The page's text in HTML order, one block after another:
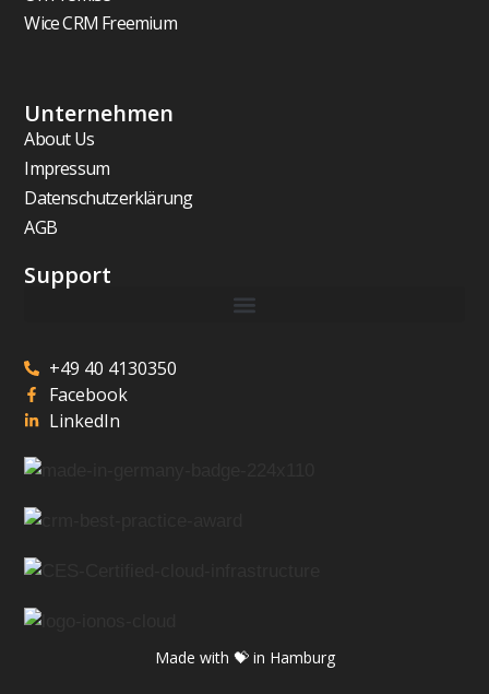
Wice CRM Freemium
Unternehmen
About Us
Impressum
Datenschutzerklärung
AGB
Support
+49 40 4130350
Facebook
LinkedIn
Made with 💝 in Hamburg